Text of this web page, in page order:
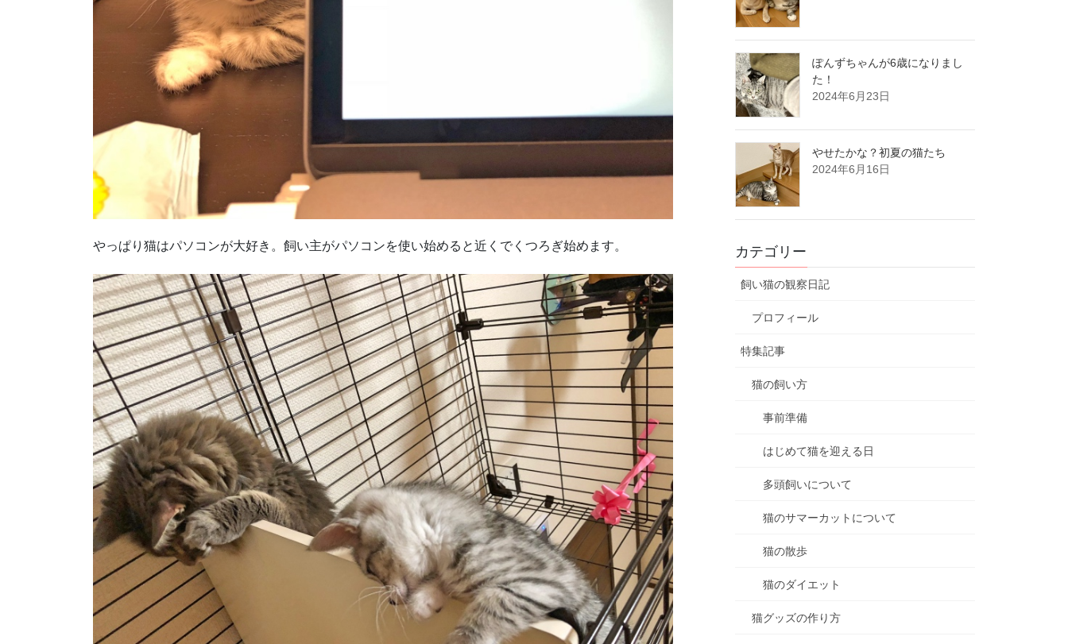
やっぱり猫はパソコンが大好き。飼い主がパソコンを使い始めると近くでくつろぎ始めます。
ぽんずちゃんが6歳になりまし
た！
2024年6月23日
やせたかな？初夏の猫たち
2024年6月16日
カテゴリー
飼い猫の観察日記
プロフィール
特集記事
猫の飼い方
事前準備
はじめて猫を迎える日
多頭飼いについて
猫のサマーカットについて
猫の散歩
猫のダイエット
猫グッズの作り方